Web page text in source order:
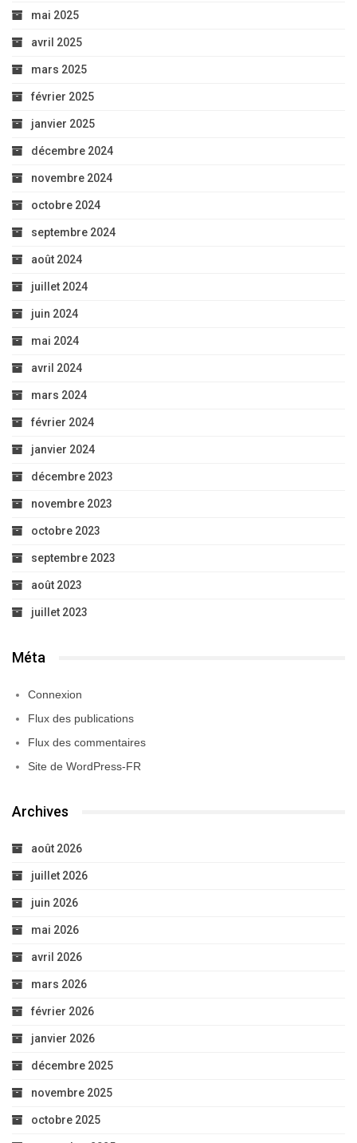
mai 2025
avril 2025
mars 2025
février 2025
janvier 2025
décembre 2024
novembre 2024
octobre 2024
septembre 2024
août 2024
juillet 2024
juin 2024
mai 2024
avril 2024
mars 2024
février 2024
janvier 2024
décembre 2023
novembre 2023
octobre 2023
septembre 2023
août 2023
juillet 2023
Méta
Connexion
Flux des publications
Flux des commentaires
Site de WordPress-FR
Archives
août 2026
juillet 2026
juin 2026
mai 2026
avril 2026
mars 2026
février 2026
janvier 2026
décembre 2025
novembre 2025
octobre 2025